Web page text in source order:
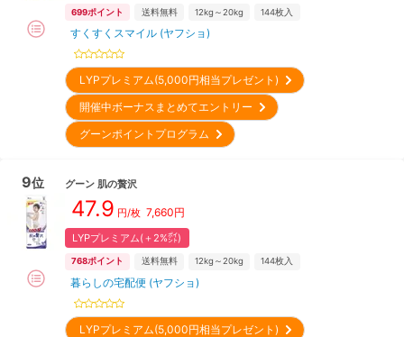
699ポイント 送料無料 12kg～20kg 144枚入
すくすくスマイル (ヤフショ)
LYPプレミアム(5,000円相当プレゼント)
開催中ボーナスまとめてエントリー
グーンポイントプログラム
9位 グーン 肌の贅沢
47.9 円/枚 7,660円
LYPプレミアム(＋2%㌽)
768ポイント 送料無料 12kg～20kg 144枚入
暮らしの宅配便 (ヤフショ)
LYPプレミアム(5,000円相当プレゼント)